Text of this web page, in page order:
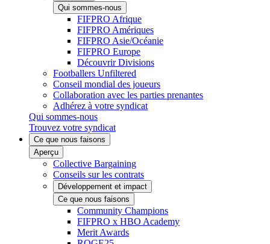
Qui sommes-nous
FIFPRO Afrique
FIFPRO Amériques
FIFPRO Asie/Océanie
FIFPRO Europe
Découvrir Divisions
Footballers Unfiltered
Conseil mondial des joueurs
Collaboration avec les parties prenantes
Adhérez à votre syndicat
Qui sommes-nous
Trouvez votre syndicat
Ce que nous faisons
Aperçu
Collective Bargaining
Conseils sur les contrats
Développement et impact
Ce que nous faisons
Community Champions
FIFPRO x HBO Academy
Merit Awards